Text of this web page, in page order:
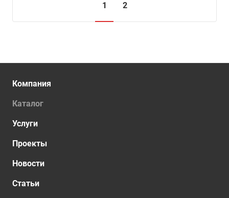
1 2
Компания
Каталог
Услуги
Проекты
Новости
Статьи